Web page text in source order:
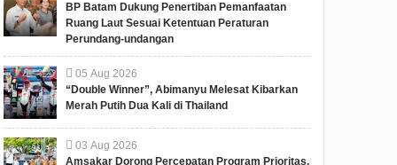
Achmad apresiasi Batam Hi-
School Futsal Championship
2025 yang digela...
BP Batam Dukung Penertiban Pemanfaatan
Ruang Laut Sesuai Ketentuan Peraturan
Perundang-undangan
05 Aug 2026
“Double Winner”, Abimanyu Melesat Kibarkan
Merah Putih Dua Kali di Thailand
03 Aug 2026
Amsakar Dorong Percepatan Program Prioritas,